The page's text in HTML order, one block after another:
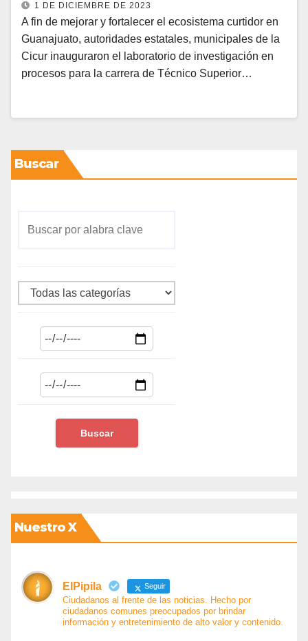
1 DE DICIEMBRE DE 2023
A fin de mejorar y fortalecer el ecosistema curtidor en
Guanajuato, autoridades estatales, municipales de la
Cicur inauguraron el laboratorio de investigación en
procesos para la carrera de Técnico Superior…
Buscar
Nuestro X
ElPipila Seguir
Ciudadanos al frente de las noticias. Hecho por
ciudadanos comunes preocupados por brindar
información y entretenimiento de alto valor y contenido.